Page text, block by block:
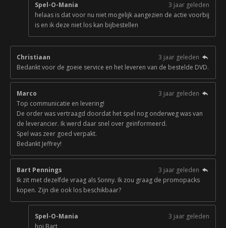
Spel-O-Mania
3 jaar geleden
helaas is dat voor nu niet mogelijk aangezien de actie voorbij
is en ik deze niet los kan bijbestellen
Christiaan
3 jaar geleden
Bedankt voor de goeie service en het leveren van de bestelde DVD.
Marco
3 jaar geleden
Top communicatie en levering!
De order was vertraagd doordat het spel nog onderweg was van
de leverancier. Ik werd daar snel over geïnformeerd.
Spel was zeer goed verpakt.
Bedankt Jeffrey!
Bart Pennings
3 jaar geleden
Ik zit met dezelfde vraag als Sonny. Ik zou graag de promopacks
kopen. Zijn die ook los beschikbaar?
Spel-O-Mania
3 jaar geleden
hoi Bart,